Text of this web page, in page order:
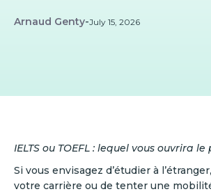
Arnaud Genty-July 15, 2026
IELTS ou TOEFL : lequel vous ouvrira
Si vous envisagez d’étudier à
votre carrière ou de tenter une